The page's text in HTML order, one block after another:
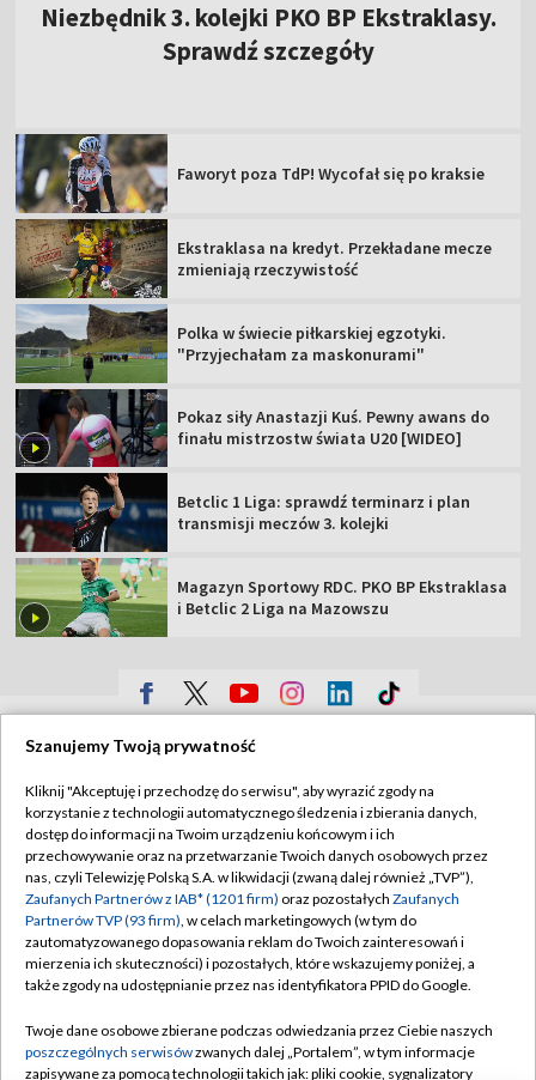
Niezbędnik 3. kolejki PKO BP Ekstraklasy.
Sprawdź szczegóły
Faworyt poza TdP! Wycofał się po kraksie
Ekstraklasa na kredyt. Przekładane mecze
zmieniają rzeczywistość
Polka w świecie piłkarskiej egzotyki.
"Przyjechałam za maskonurami"
Pokaz siły Anastazji Kuś. Pewny awans do
finału mistrzostw świata U20 [WIDEO]
Betclic 1 Liga: sprawdź terminarz i plan
transmisji meczów 3. kolejki
Magazyn Sportowy RDC. PKO BP Ekstraklasa
i Betclic 2 Liga na Mazowszu
Sklep TVP
Biuro Reklamy
Oferta Handlowa
Telegazeta ogłoszenia
Emisja w TVP
Ogłoszenia przetargowe
Polityka prywatności
Moje zgody
Biuro reklamy
Kontakt
©2026 Telewizja Polska Spółka Akcyjna w likwidacji
Szanujemy Twoją prywatność
Kliknij "Akceptuję i przechodzę do serwisu", aby wyrazić zgody na
korzystanie z technologii automatycznego śledzenia i zbierania danych,
dostęp do informacji na Twoim urządzeniu końcowym i ich
przechowywanie oraz na przetwarzanie Twoich danych osobowych przez
nas, czyli Telewizję Polską S.A. w likwidacji (zwaną dalej również „TVP”),
Zaufanych Partnerów z IAB* (1201 firm) oraz pozostałych Zaufanych
Partnerów TVP (93 firm), w celach marketingowych (w tym do
zautomatyzowanego dopasowania reklam do Twoich zainteresowań i
mierzenia ich skuteczności) i pozostałych, które wskazujemy poniżej, a
także zgody na udostępnianie przez nas identyfikatora PPID do Google.
Twoje dane osobowe zbierane podczas odwiedzania przez Ciebie naszych
poszczególnych serwisówzwanych dalej „Portalem”, w tym informacje
zapisywane za pomocą technologii takich jak: pliki cookie, sygnalizatory